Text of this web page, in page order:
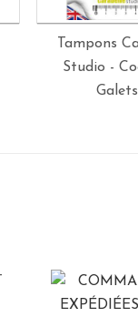
Tampons
Studio -